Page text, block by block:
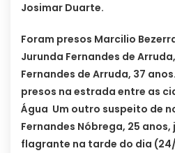
Josimar Duarte.
Foram presos Marcilio
Jurunda Fernandes de
Fernandes de Arruda, 37
presos na estrada entre as
Água Um outro suspeito de
Fernandes Nóbrega, 25
flagrante na tarde do dia